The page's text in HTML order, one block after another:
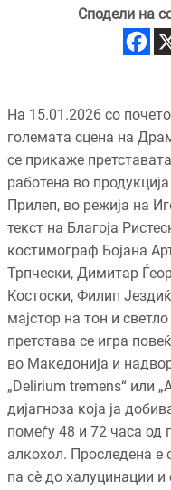
Сподели на
На 15.01.2026 со
големата сцена на
се прикаже
работена во
Прилеп, во режија на
текст на Благоја
костимограф Бојана
Трпчески, Димитар
Костоски, Филип
мајстор на тон и
претстава се игра
во Македонија и
„Delirium tremens“ или
дијагноза која ја
помеѓу 48 и 72 часа од
алкохол. Проследена е
па сѐ до халуцинации